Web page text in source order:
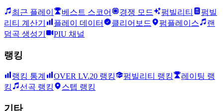
최근 플레이 베스트 스코어 경쟁 모드 펌빌리티
펌빌
리티 계산기
플레이 데이터 클리어보드 펌플레이스
랜
덤곡 생성기
PIU 채널
랭킹
랭킹 통계 OVER LV.20 랭킹 펌빌리티 랭킹
레이팅 랭
킹
선곡 랭킹 스텝 랭킹
기타